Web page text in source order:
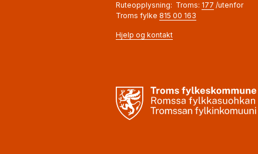
Ruteopplysning: Troms: 177 /utenfor
Troms fylke 815 00 163
Hjelp og kontakt